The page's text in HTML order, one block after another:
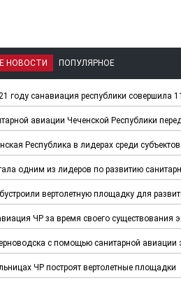
НОВОСТИ ПОПУЛЯРНОЕ
году санавиация республики совершила
авиации Чеченской Республики
Республика в лидерах среди
одним из лидеров по развитию
вертолетную площадку для
ЧР за время своего существования
с помощью санитарной авиации
ЧР построят вертолетные площадки